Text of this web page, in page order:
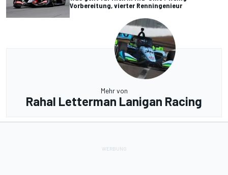
Vorbereitung, vierter Renningenieur
Mehr von
Rahal Letterman Lanigan Racing
RLL rüstet 2027 auf zwei Autos zurück - Mick